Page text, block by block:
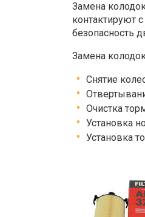
Замена
контактируют
безопасность
Замена
Снятие
Очистка
Установка
Установка